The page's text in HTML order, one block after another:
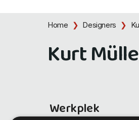
Home Designers
Kurt
Werkplek